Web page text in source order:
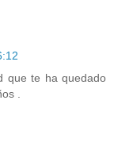
que te ha quedado
.